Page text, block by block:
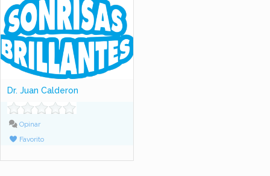
Dr. Juan Calderon
Opinar
Favorito